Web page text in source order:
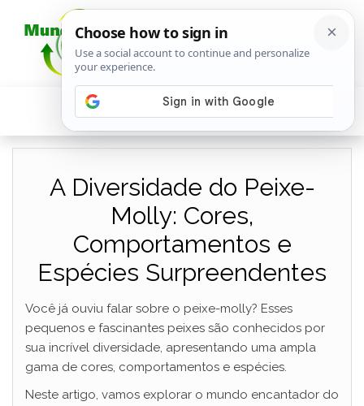
A Diversidade do Peixe-
Molly: Cores,
Comportamentos e
Espécies Surpreendentes
Você já ouviu falar sobre o peixe-molly? Esses
pequenos e fascinantes peixes são conhecidos por
sua incrível diversidade, apresentando uma ampla
gama de cores, comportamentos e espécies.
Neste artigo, vamos explorar o mundo encantador do